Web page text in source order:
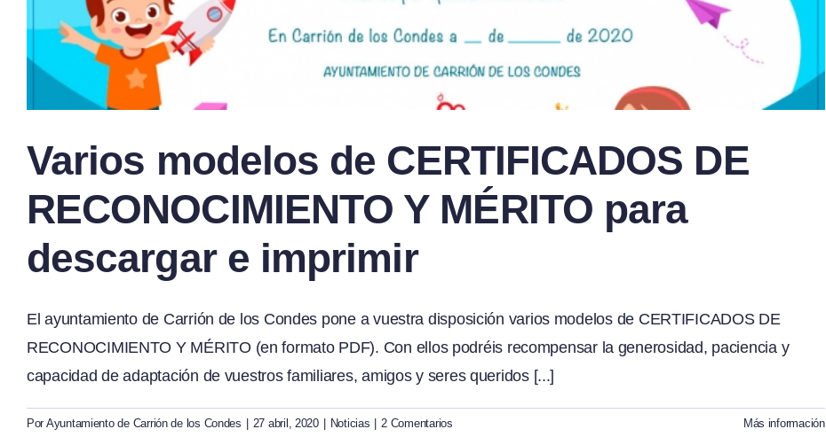
Varios modelos de CERTIFICADOS DE
RECONOCIMIENTO Y MÉRITO para
descargar e imprimir
El ayuntamiento de Carrión de los Condes pone a vuestra disposición varios modelos de CERTIFICADOS DE
RECONOCIMIENTO Y MÉRITO (en formato PDF). Con ellos podréis recompensar la generosidad, paciencia y
capacidad de adaptación de vuestros familiares, amigos y seres queridos [...]
Por Ayuntamiento de Carrión de los Condes 27 abril, 2020 Noticias 2 Comentarios Más información